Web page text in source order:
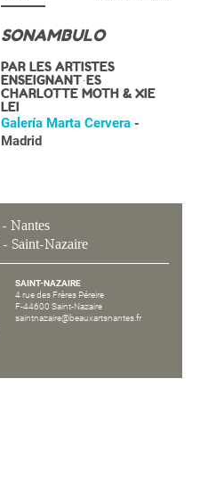
SONAMBULO
PAR LES ARTISTES
ENSEIGNANT·ES
CHARLOTTE MOTH & XIE
LEI
Galería Marta Cervera -
Madrid
- Nantes
- Saint-Nazaire
SAINT-NAZAIRE
4 rue des Frères Péreire
F-44600 Saint-Nazaire
saintnazaire@beauxartsnantes.fr